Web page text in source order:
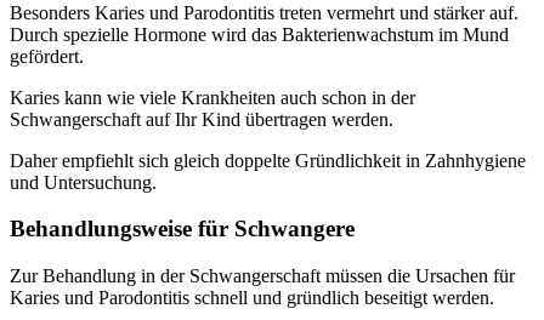
Besonders Karies und Parodontitis treten vermehrt und stärker auf.
Durch spezielle Hormone wird das Bakterienwachstum im Mund
gefördert.
Karies kann wie viele Krankheiten auch schon in der
Schwangerschaft auf Ihr Kind übertragen werden.
Daher empfiehlt sich gleich doppelte Gründlichkeit in Zahnhygiene
und Untersuchung.
Behandlungsweise für Schwangere
Zur Behandlung in der Schwangerschaft müssen die Ursachen für
Karies und Parodontitis schnell und gründlich beseitigt werden.